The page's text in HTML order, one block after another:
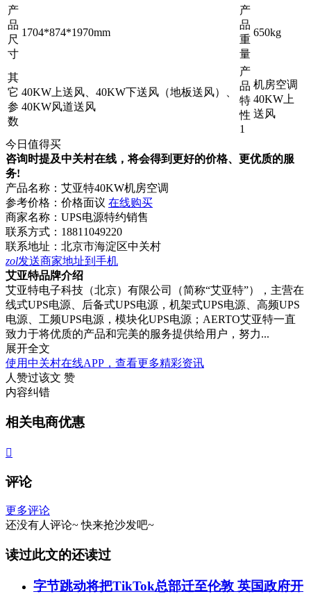
产
品
尺
寸
1704*874*1970mm
产
品
重
量
650kg
其
它
参
数
40KW上送风、40KW下送风（地板送风）、
40KW风道送风
产
品
特
性
1
机房空调
40KW上
送风
今日值得买
咨询时提及中关村在线，将会得到更好的价格、更优质的服
务!
产品名称： 艾亚特40KW机房空调
参考价格： 价格面议 在线购买
商家名称： UPS电源特约销售
联系方式： 18811049220
联系地址： 北京市海淀区中关村
zol发送商家地址到手机
艾亚特品牌介绍
艾亚特电子科技（北京）有限公司（简称“艾亚特”），主营在
线式UPS电源、后备式UPS电源，机架式UPS电源、高频UPS
电源、工频UPS电源，模块化UPS电源；AERTO艾亚特一直
致力于将优质的产品和完美的服务提供给用户，努力...
展开全文
使用中关村在线APP，查看更多精彩资讯
人赞过该文 赞
内容纠错
相关电商优惠

评论
更多评论
还没有人评论~ 快来抢沙发吧~
读过此文的还读过
字节跳动将把TikTok总部迁至伦敦 英国政府开